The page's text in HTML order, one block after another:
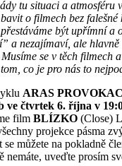
tu situaci a atmosféru
o filmech bez
být upřímní a
a nezajímaví, ale
se v těch filmech
co je pro nás to
ARAS
ve čtvrtek 6. října v
film BLÍZKO (Close)
projekce pásma
se můžete na pokladně
nemáte, uveďte prosím